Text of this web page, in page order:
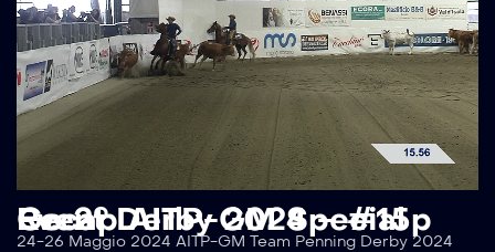
Recap AITP-GM Special Event Derby 2024 – #15p Go 2°
24-26 Maggio 2024 AITP-GM Team Penning Derby 2024